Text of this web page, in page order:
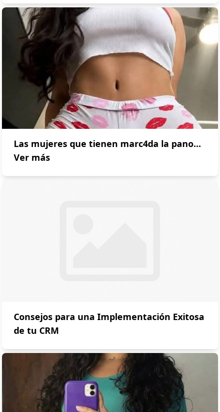
Las mujeres que tienen marc4da la pano…
Ver más
Consejos para una Implementación Exitosa
de tu CRM